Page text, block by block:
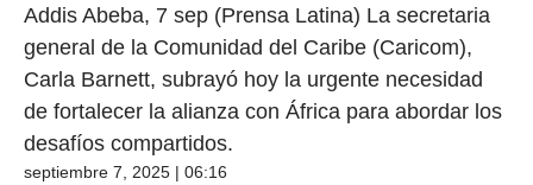
Addis Abeba, 7 sep (Prensa Latina) La secretaria
general de la Comunidad del Caribe (Caricom),
Carla Barnett, subrayó hoy la urgente necesidad
de fortalecer la alianza con África para abordar los
desafíos compartidos.
septiembre 7, 2025 | 06:16